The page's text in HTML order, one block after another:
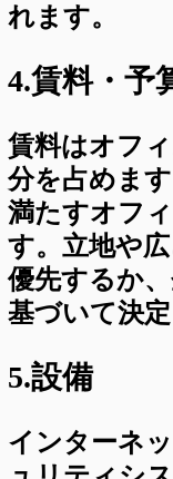
れます。
4.賃料・予
賃料はオフ
分を占めま
満たすオフ
す。立地や
優先するか
基づいて決定
5.設備
インターネ